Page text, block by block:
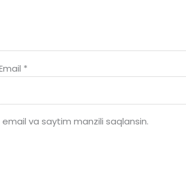
*
va saytim manzili saqlansin.